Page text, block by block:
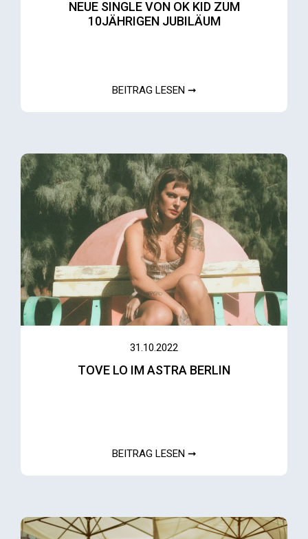
NEUE SINGLE VON OK KID ZUM
10JÄHRIGEN JUBILÄUM
BEITRAG LESEN ➞
31.10.2022
TOVE LO IM ASTRA BERLIN
BEITRAG LESEN ➞